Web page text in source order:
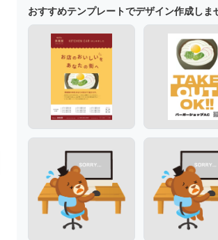
おすすめテンプレートでデザイン作成しま